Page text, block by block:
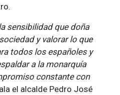
sensibilidad que doña
y valorar lo que
todos los españoles y
a la monarquía
constante con
el alcalde Pedro José